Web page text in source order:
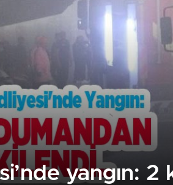
yangın: 2